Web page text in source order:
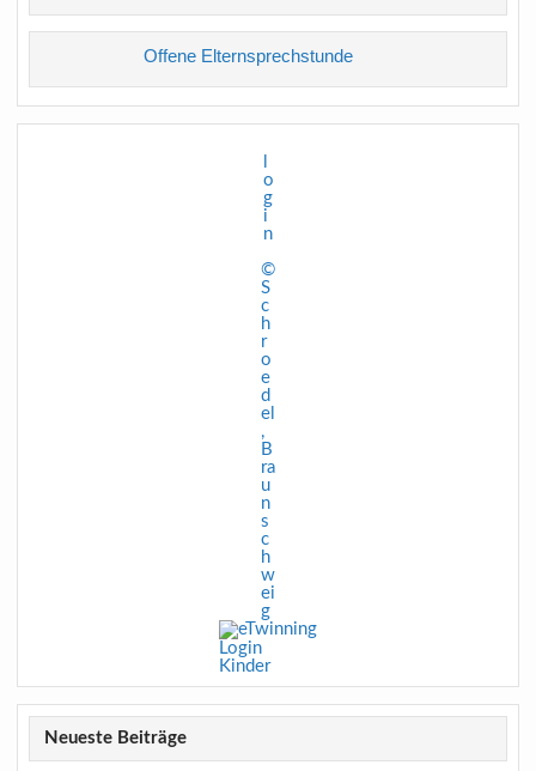
Offene Elternsprechstunde
o
g
i
n
©
S
c
h
r
o
e
d
el
,
B
ra
u
n
s
c
h
w
ei
g
Login
Kinder
Neueste Beiträge